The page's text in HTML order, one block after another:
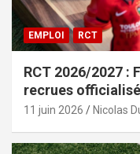
EMPLOI RCT
RCT 2026/2027 :
recrues
11 juin 2026 Nicolas